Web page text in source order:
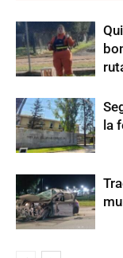
la